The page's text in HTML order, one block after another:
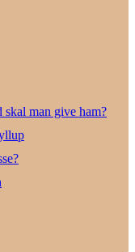
skal man give ham?